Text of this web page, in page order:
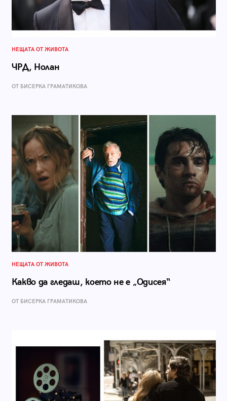
НЕЩАТА ОТ ЖИВОТА
ЧРД, Нолан
ОТ БИСЕРКА ГРАМАТИКОВА
НЕЩАТА ОТ ЖИВОТА
Какво да гледаш, което не е „Одисея“
ОТ БИСЕРКА ГРАМАТИКОВА